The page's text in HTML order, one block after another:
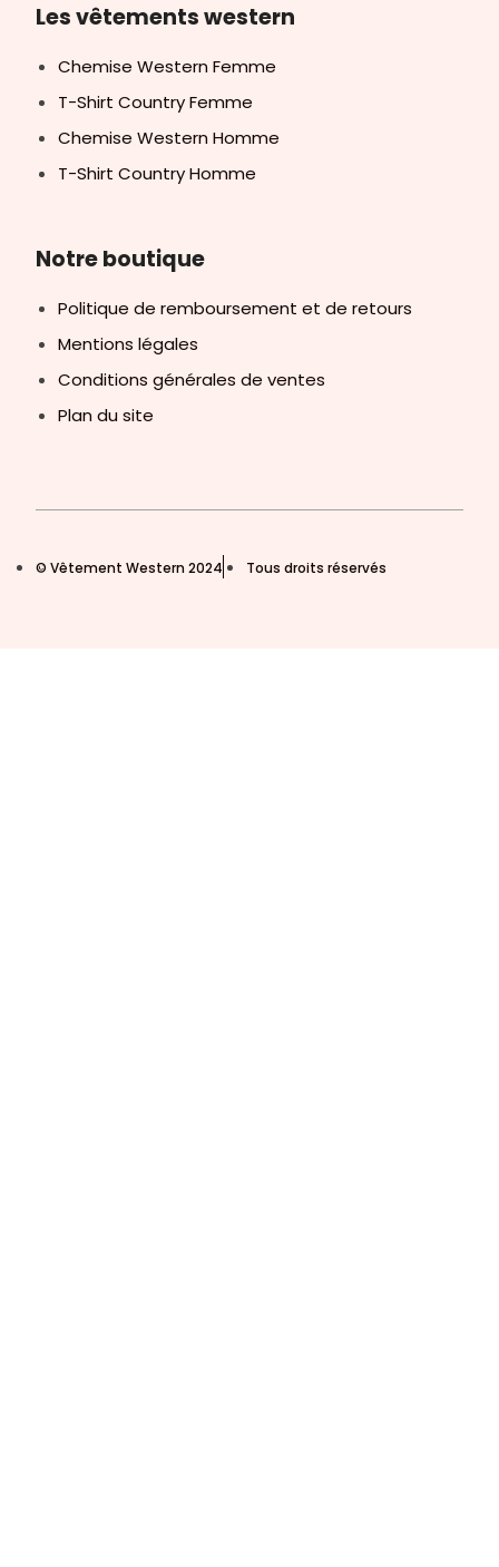
Les vêtements western
Chemise Western Femme
T-Shirt Country Femme
Chemise Western Homme
T-Shirt Country Homme
Notre boutique
Politique de remboursement et de retours
Mentions légales
Conditions générales de ventes
Plan du site
© Vêtement Western 2024 Tous droits réservés